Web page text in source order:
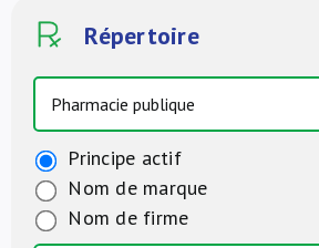
Répertoire
Principe actif
Nom de marque
Nom de firme